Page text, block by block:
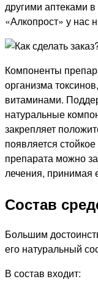
другими аптеками
«Алкопрост» у нас
Компоненты
организма
витаминами.
натуральные
закрепляет
появляется
препарата можно
лечения, принимая
Состав
Большим
его натуральный
В состав входит: